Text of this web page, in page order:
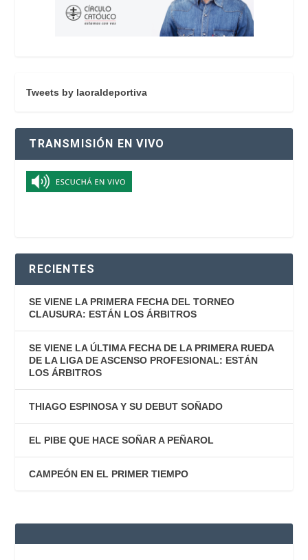
Tweets by laoraldeportiva
TRANSMISIÓN EN VIVO
RECIENTES
SE VIENE LA PRIMERA FECHA DEL TORNEO
CLAUSURA: ESTÁN LOS ÁRBITROS
SE VIENE LA ÚLTIMA FECHA DE LA PRIMERA RUEDA
DE LA LIGA DE ASCENSO PROFESIONAL: ESTÁN
LOS ÁRBITROS
THIAGO ESPINOSA Y SU DEBUT SOÑADO
EL PIBE QUE HACE SOÑAR A PEÑAROL
CAMPEÓN EN EL PRIMER TIEMPO